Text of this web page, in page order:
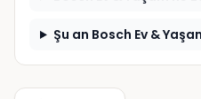
Şu an Bosch Ev &